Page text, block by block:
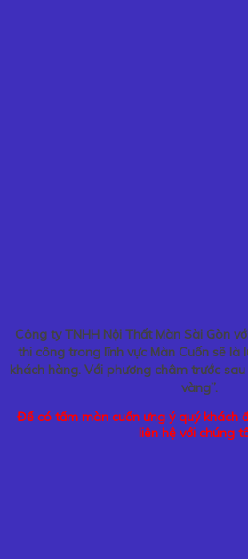
Công ty TNHH Nội Thất Màn Sài Gòn
thi công trong lĩnh vực Màn Cuốn sẽ là
khách hàng. Với phương châm trước
vàng”.
Để có tấm màn cuốn ưng ý quý khách
liên hệ với chúng